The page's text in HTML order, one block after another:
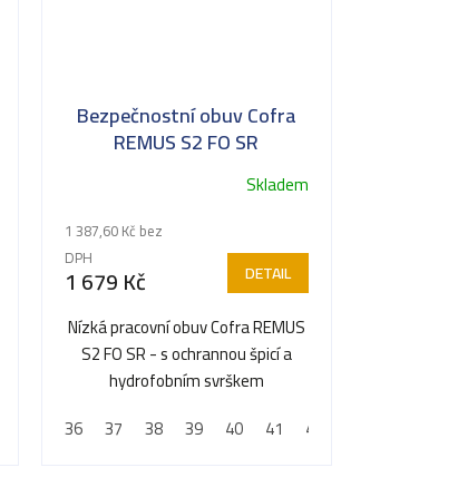
47
Bezpečnostní obuv Cofra
REMUS S2 FO SR
Skladem
1 387,60 Kč bez
DPH
1 679 Kč DETAIL
Nízká pracovní obuv Cofra REMUS
S2 FO SR - s ochrannou špicí a
hydrofobním svrškem
36
37 38 39 40 41 42